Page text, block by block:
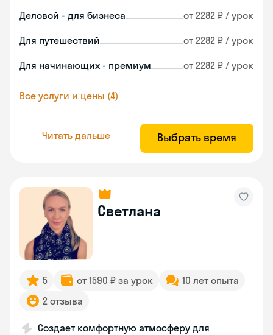
Деловой - для бизнеса от 2282 ₽ / урок
Для путешествий от 2282 ₽ / урок
Для начинающих - премиум от 2282 ₽ / урок
Все услуги и цены (4)
Читать дальше Выбрать время
Светлана
5 от 1590 ₽ за урок
10 лет опыта
2 отзыва
Создает комфортную атмосферу для